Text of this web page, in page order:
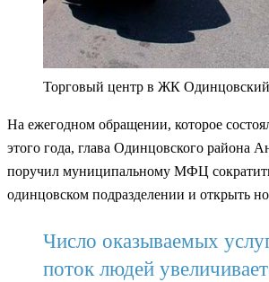
Торговый центр в ЖК
На ежегодном обращении, которое
этого года, глава Одинцовского района
поручил муниципальному МФЦ
одинцовском подразделении и открыть
Число оказываемых
поток людей